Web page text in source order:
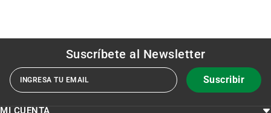
Suscríbete al Newsletter
Suscribir
MI CUENTA